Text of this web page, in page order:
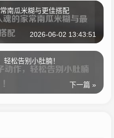
南瓜米糊与更佳搭配
2026-06-02 13:43:51
松告别小肚腩！
下一篇 »